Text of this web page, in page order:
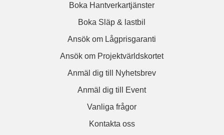
Boka Hantverkartjänster
Boka Släp & lastbil
Ansök om Lågprisgaranti
Ansök om Projektvärldskortet
Anmäl dig till Nyhetsbrev
Anmäl dig till Event
Vanliga frågor
Kontakta oss